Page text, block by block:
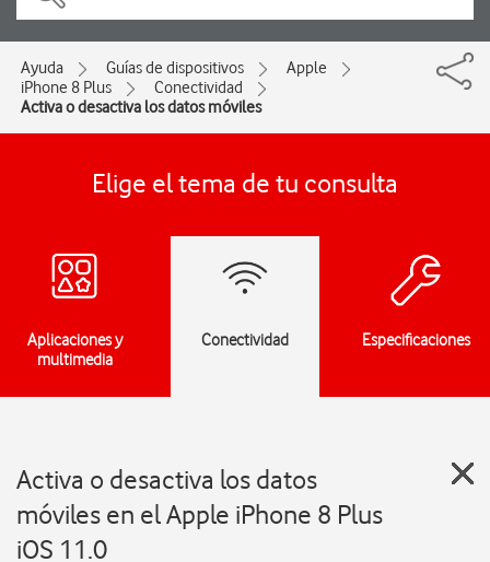
Ayuda Guías de dispositivos
Apple
iPhone 8 Plus
Conectividad
Activa o desactiva los datos móviles
Elige el tema de tu consulta
Aplicaciones y
multimedia
Conectividad Especificaciones
Activa o desactiva los datos
móviles en el Apple iPhone 8 Plus
iOS 11.0